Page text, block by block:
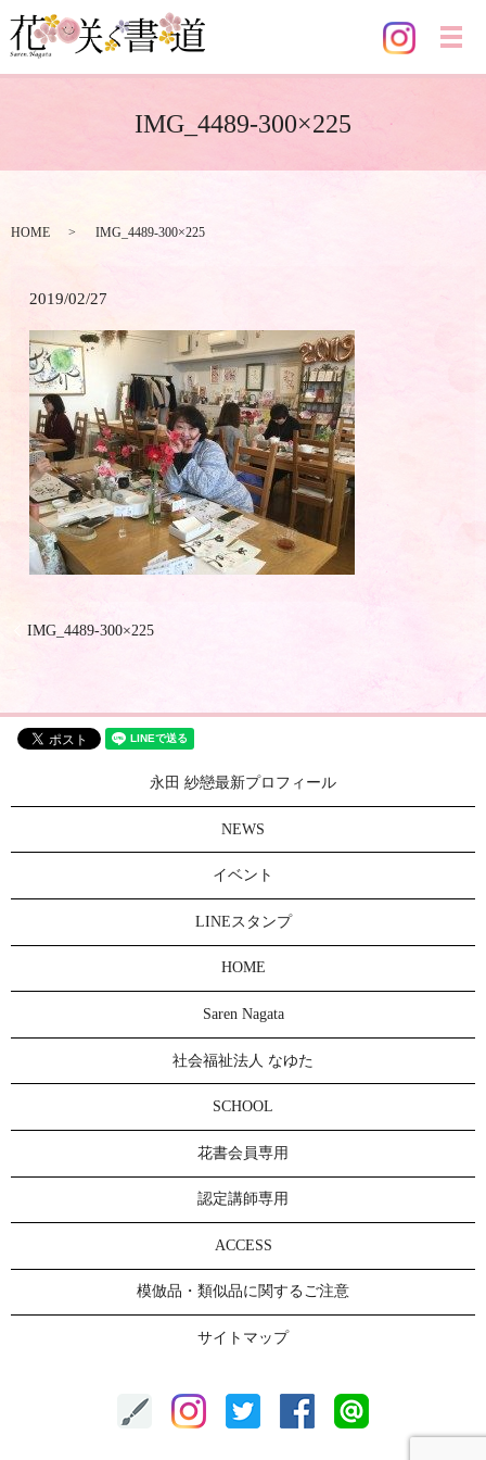
メ
IMG_4489-300×225
HOME IMG_4489-300×225
2019/02/27
IMG_4489-300×225
永田 紗戀最新プロフィール
NEWS
イベント
LINEスタンプ
HOME
Saren Nagata
社会福祉法人 なゆた
SCHOOL
花書会員専用
認定講師専用
ACCESS
模倣品・類似品に関するご注意
サイトマップ